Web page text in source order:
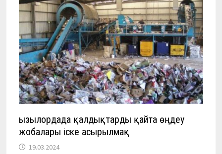
Қызылордада қалдықтарды қайта өңдеу
жобалары іске асырылмақ
19.03.2024